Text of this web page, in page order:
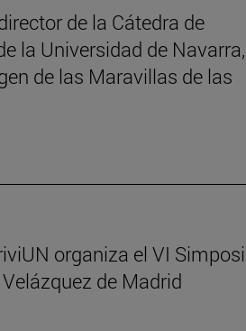
de la Cátedra de
la Universidad de Navarra,
de las Maravillas de las
organiza el VI
de Madrid